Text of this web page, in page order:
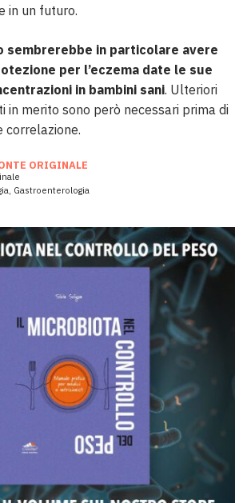
in un futuro.
sembrerebbe in particolare avere
per l’eczema date le sue
in bambini sani. Ulteriori
in merito sono però necessari prima di
correlazione.
ORIGINALE
, Gastroenterologia